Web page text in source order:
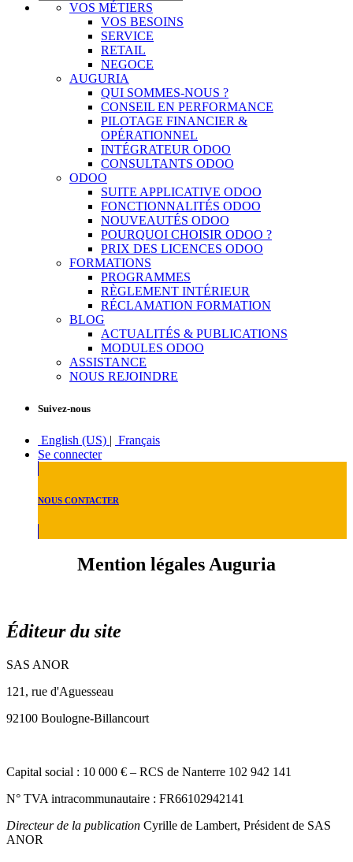
VOS MÉTIERS
VOS BESOINS
SERVICE
RETAIL
NEGOCE
AUGURIA
QUI SOMMES-NOUS ?
CONSEIL EN PERFORMANCE
PILOTAGE FINANCIER &
OPÉRATIONNEL
INTÉGRATEUR ODOO
CONSULTANTS ODOO
ODOO
SUITE APPLICATIVE ODOO
FONCTIONNALITÉS ODOO
NOUVEAUTÉS ODOO
POURQUOI CHOISIR ODOO ?
PRIX DES LICENCES ODOO
FORMATIONS
PROGRAMMES
RÈGLEMENT INTÉRIEUR
RÉCLAMATION FORMATION
BLOG
ACTUALITÉS & PUBLICATIONS
MODULES ODOO
ASSISTANCE
NOUS REJOINDRE
Suivez-nous
English (US) | Français
Se connecter
NOUS CONTACTER
Mention légales Auguria
Éditeur du site
SAS ANOR
121, rue d'Aguesseau
92100 Boulogne-Billancourt
Capital social : 10 000 € – RCS de Nanterre 102 942 141
N° TVA intracommunautaire : FR66102942141
Directeur de la publication Cyrille de Lambert, Président de SAS
ANOR